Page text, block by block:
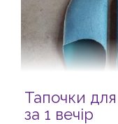
Тапочки
за 1 вечір